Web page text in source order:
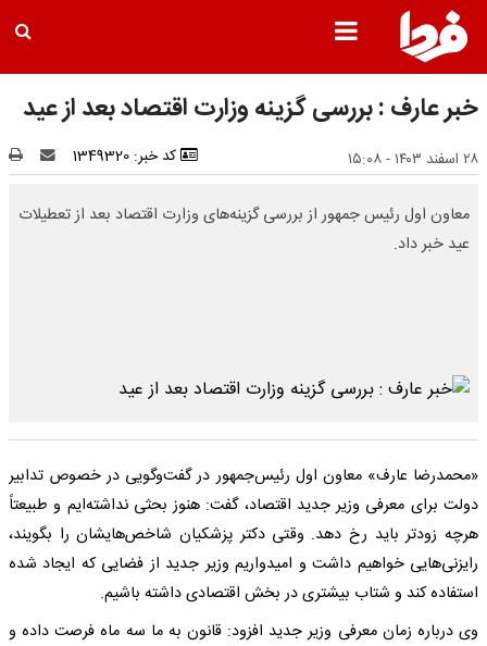
خبر عارف : بررسی گزینه وزارت اقتصاد بعد از عید
۲۸ اسفند ۱۴۰۳ - ۱۵:۰۸ کد خبر: 1349320
معاون اول رئیس جمهور از بررسی گزینه‌های وزارت اقتصاد بعد از تعطیلات
عید خبر داد.
«محمدرضا عارف» معاون اول رئیس‌جمهور در گفت‌وگویی در خصوص تدابیر
دولت برای معرفی وزیر جدید اقتصاد، گفت: هنوز بحثی نداشته‌ایم و طبیعتاً
هرچه زودتر باید رخ دهد. وقتی دکتر پزشکیان شاخص‌هایشان را بگویند،
رایزنی‌هایی خواهیم داشت و امیدواریم وزیر جدید از فضایی که ایجاد شده
استفاده کند و شتاب بیشتری در بخش اقتصادی داشته باشیم.
وی درباره زمان معرفی وزیر جدید افزود: قانون به ما سه ماه فرصت داده و